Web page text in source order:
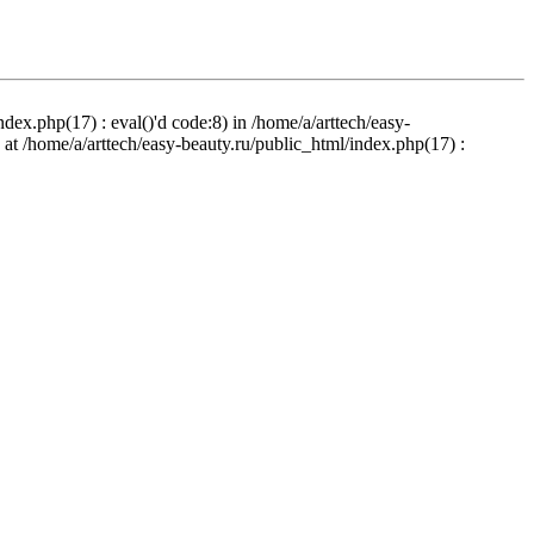
: eval()'d code:8) in /home/a/arttech/easy-
/home/a/arttech/easy-beauty.ru/public_html/index.php(17) :